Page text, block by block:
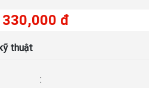
330,000 đ
thuật
: